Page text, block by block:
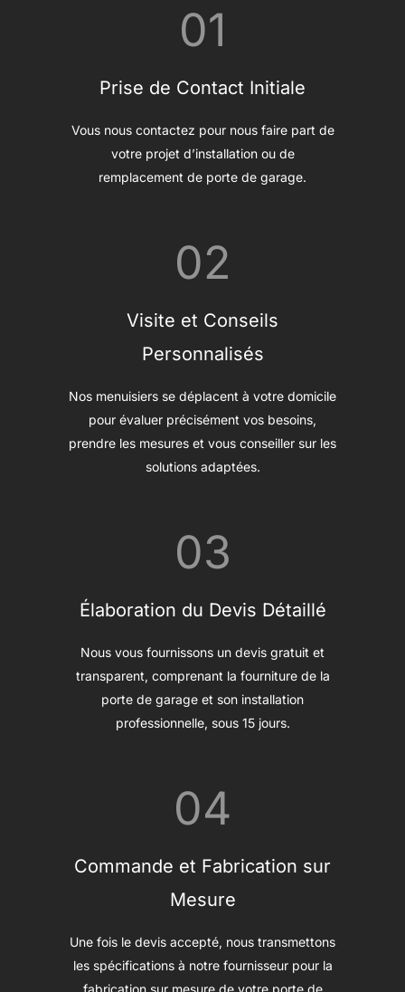
01
Prise de Contact Initiale
Vous nous contactez pour nous faire part de
votre projet d’installation ou de
remplacement de porte de garage.
02
Visite et Conseils
Personnalisés
Nos menuisiers se déplacent à votre domicile
pour évaluer précisément vos besoins,
prendre les mesures et vous conseiller sur les
solutions adaptées.
03
Élaboration du Devis Détaillé
Nous vous fournissons un devis gratuit et
transparent, comprenant la fourniture de la
porte de garage et son installation
professionnelle, sous 15 jours.
04
Commande et Fabrication sur
Mesure
Une fois le devis accepté, nous transmettons
les spécifications à notre fournisseur pour la